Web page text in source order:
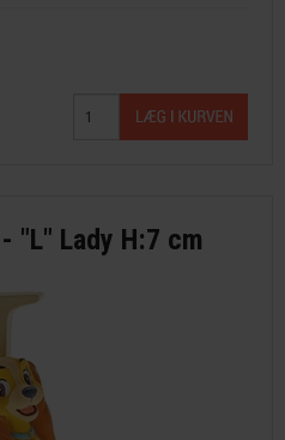
"L" Lady H:7 cm